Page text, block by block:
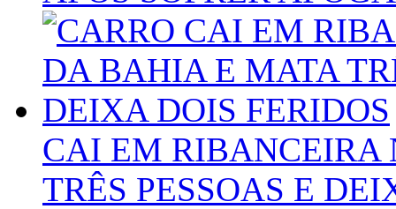
CAI EM RIBANCEIRA
TRÊS PESSOAS E